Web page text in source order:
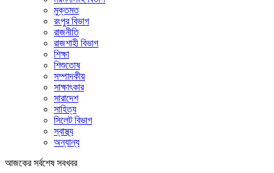
মুক্তমত
রংপুর বিভাগ
রাজনীতি
রাজশাহী বিভাগ
শিক্ষা
শিশুতোষ
সম্পাদকীয়
সাক্ষাৎকার
সারাদেশ
সাহিত্য
সিলেট বিভাগ
স্বাস্থ্য
অন্যান্য
আজকের সর্বশেষ সবখবর